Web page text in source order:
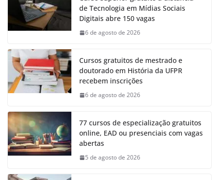
de Tecnologia em Mídias Sociais
Digitais abre 150 vagas
6 de agosto de 2026
Cursos gratuitos de mestrado e
doutorado em História da UFPR
recebem inscrições
6 de agosto de 2026
77 cursos de especialização gratuitos
online, EAD ou presenciais com vagas
abertas
5 de agosto de 2026